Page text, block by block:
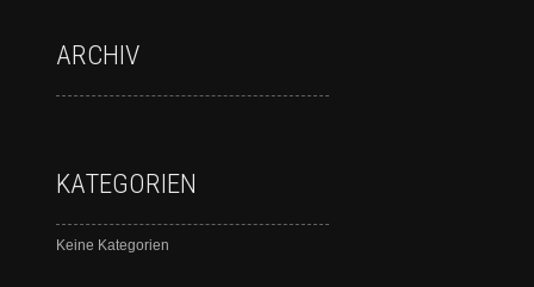
ARCHIV
KATEGORIEN
Keine Kategorien